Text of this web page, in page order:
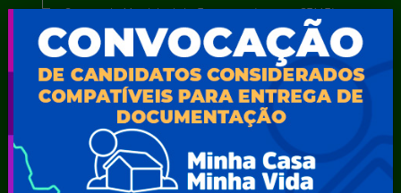
Secretaria Municipal de Esporte e Lazer – SEMEL
Secretaria Municipal de Finanças – SECFIN
Secretaria Municipal de Governo – SEGOV
Secretaria Municipal de Meio Ambiente – SEMA
Secretaria Municipal de Planejamento e Gestão – SEPLAG
Secretaria Municipal de Relações Institucionais – SEMRI
Secretaria Municipal de Saúde – SMS
Secretaria Municipal de Serviços Públicos – SEMUSP
Superintendência de Trânsito e Transportes de Serra